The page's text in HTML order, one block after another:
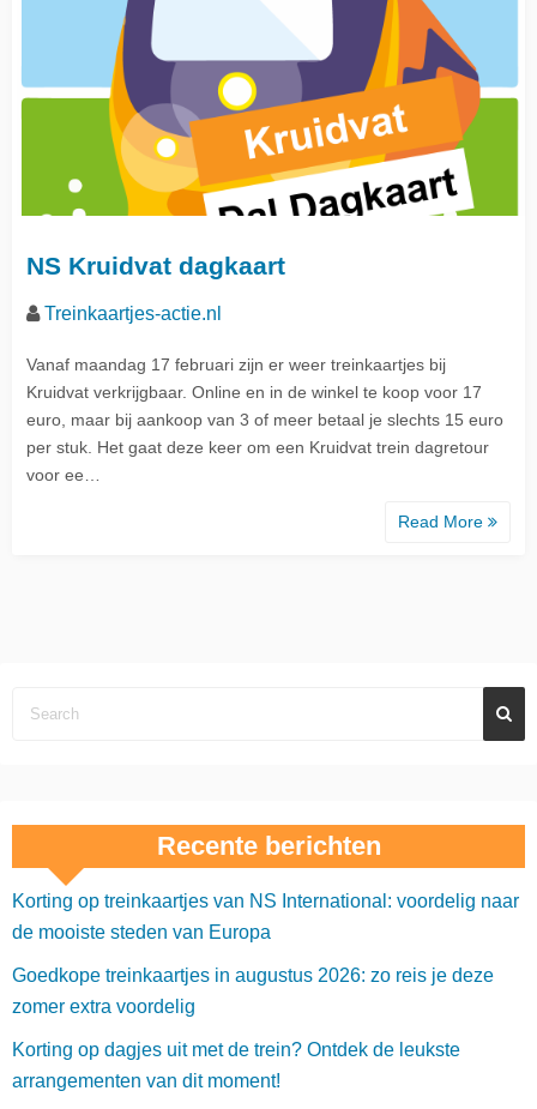
NS Kruidvat dagkaart
Treinkaartjes-actie.nl
Vanaf maandag 17 februari zijn er weer treinkaartjes bij
Kruidvat verkrijgbaar. Online en in de winkel te koop voor 17
euro, maar bij aankoop van 3 of meer betaal je slechts 15 euro
per stuk. Het gaat deze keer om een Kruidvat trein dagretour
voor ee…
Read More
Recente berichten
Korting op treinkaartjes van NS International: voordelig naar
de mooiste steden van Europa
Goedkope treinkaartjes in augustus 2026: zo reis je deze
zomer extra voordelig
Korting op dagjes uit met de trein? Ontdek de leukste
arrangementen van dit moment!